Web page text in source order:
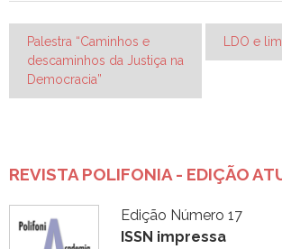
Navegação
de
Post
Palestra “Caminhos e
descaminhos da Justiça na
Democracia”
LDO e
REVISTA POLIFONIA - EDIÇÃO
Edição Número 17
ISSN impressa